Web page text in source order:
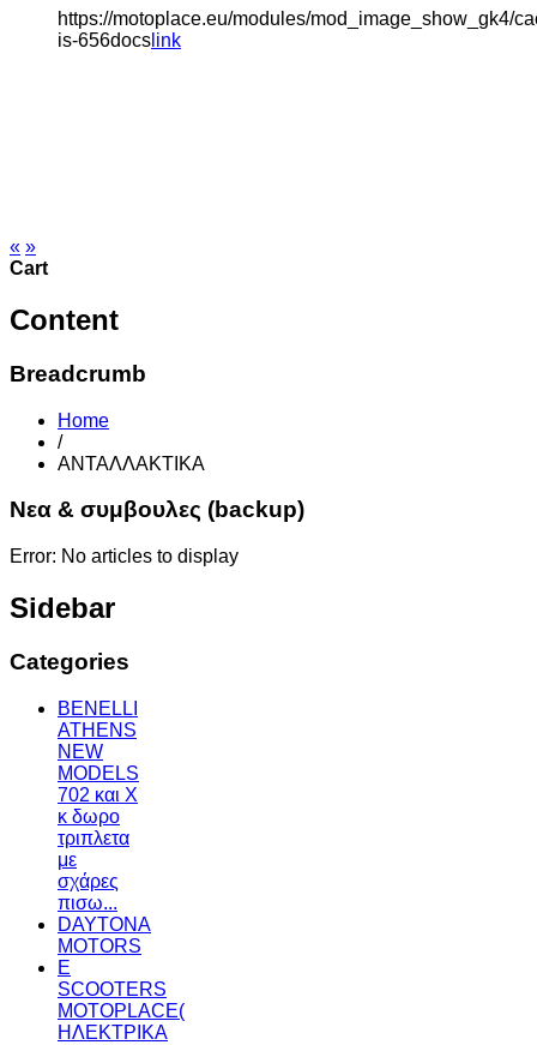
https://motoplace.eu/modules/mod_image_show_gk4/
is-656docs link
« »
Cart
Content
Breadcrumb
Home
/
ΑΝΤΑΛΛΑΚΤΙΚΑ
Νεα & συμβουλες (backup)
Error: No articles to display
Sidebar
Categories
BENELLI
ATHENS
NEW
MODELS
702 και X
κ δωρο
τριπλετα
με
σχάρες
πισω...
DAYTONA
MOTORS
E
SCOOTERS
MOTOPLACE(
ΗΛΕΚΤΡΙΚΑ